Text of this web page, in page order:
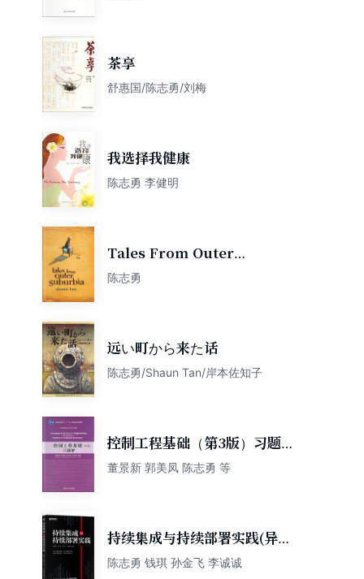
茶享
舒惠国/陈志勇/刘梅
我选择我健康
陈志勇 李健明
Tales From Outer
Suburbia
陈志勇
远い町から来た话
陈志勇/Shaun Tan/岸本佐知子
控制工程基础（第3版）习题
解/普通高等教育“十一五”国家
董景新 郭美凤 陈志勇 等
持续集成与持续部署实践(异步
图书出品)
陈志勇 钱琪 孙金飞 李诚诚